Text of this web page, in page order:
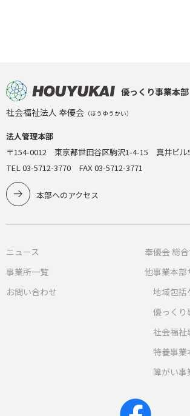
優っくり事業本部
社会福祉法人 奉優会 （ほうゆうかい）
法人管理本部
〒154-0012 東京都世田谷区駒沢1-4-15 真井ビル
TEL 03-5712-3770 FAX 03-5712-3771
本部へのアクセス
ニュース
事業所一覧
お問い合わせ
奉優会 総
他事業本部
地域包括
優っくり
社会福祉
特養事業
障がい事